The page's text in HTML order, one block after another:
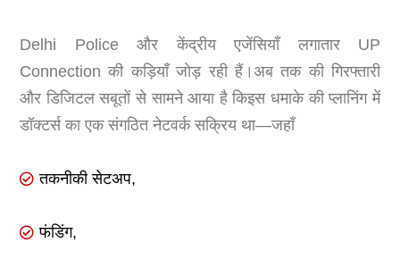
Delhi Police और केंद्रीय एजेंसियाँ लगातार UP
Connection की कड़ियाँ जोड़ रही हैं।अब तक की गिरफ्तारी
और डिजिटल सबूतों से सामने आया है किइस धमाके की प्लानिंग में
डॉक्टर्स का एक संगठित नेटवर्क सक्रिय था—जहाँ
तकनीकी सेटअप,
फंडिंग,